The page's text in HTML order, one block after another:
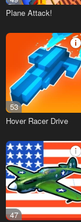
Plane Attack!
53
Hover Racer Drive
47